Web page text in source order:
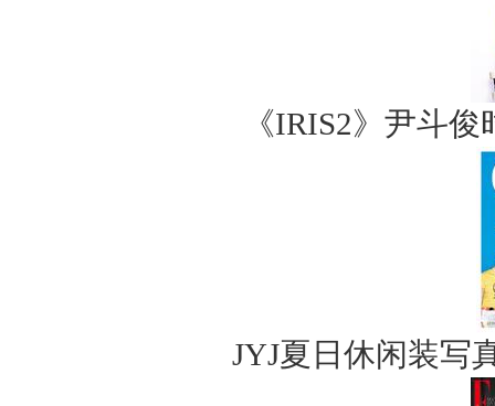
《IRIS2》尹斗
JYJ夏日休闲装写